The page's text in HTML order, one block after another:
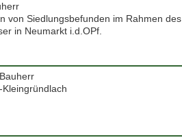
von Siedlungsbefunden im Rahmen des
in Neumarkt i.d.OPf.